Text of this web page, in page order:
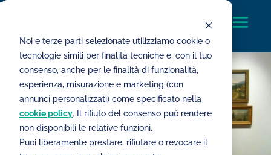
Noi e terze parti selezionate utilizziamo cookie o
tecnologie simili per finalità tecniche e, con il tuo
consenso, anche per le finalità di funzionalità,
esperienza, misurazione e marketing (con
annunci personalizzati) come specificato nella
cookie policy. Il rifiuto del consenso può rendere
non disponibili le relative funzioni.
Puoi liberamente prestare, rifiutare o revocare il